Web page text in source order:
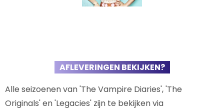
AFLEVERINGEN BEKIJKEN?
Alle seizoenen van 'The Vampire Diaries', 'The
Originals' en 'Legacies' zijn te bekijken via